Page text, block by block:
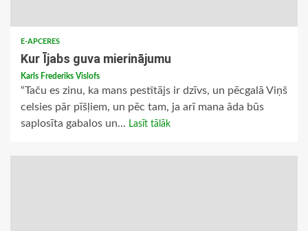
E-APCERES
Kur Ījabs guva mierinājumu
Karls Frederiks Vislofs
“Taču es zinu, ka mans pestītājs ir dzīvs, un pēcgalā Viņš
celsies pār pīšļiem, un pēc tam, ja arī mana āda būs
saplosīta gabalos un... Lasīt tālāk